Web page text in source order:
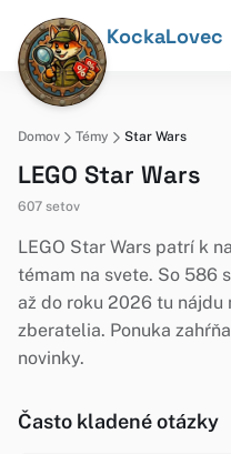
KockaLovec
Domov Témy Star Wars
LEGO Star Wars
607 setov
LEGO Star Wars patrí k
témam na svete. So 586
až do roku 2026 tu
zberatelia. Ponuka
novinky.
Často kladené otázky